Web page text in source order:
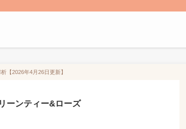
【2026年4月26日更新】
ーンティー&ローズ